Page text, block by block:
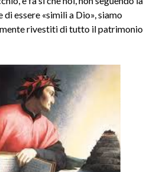
essere «simili a Dio», siamo
rivestiti di tutto il patrimonio